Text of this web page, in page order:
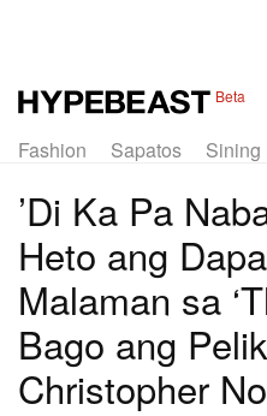
Beta
Fashion Sapatos Sining
’Di Ka Pa
Heto ang
Malaman sa
Bago ang
Christopher